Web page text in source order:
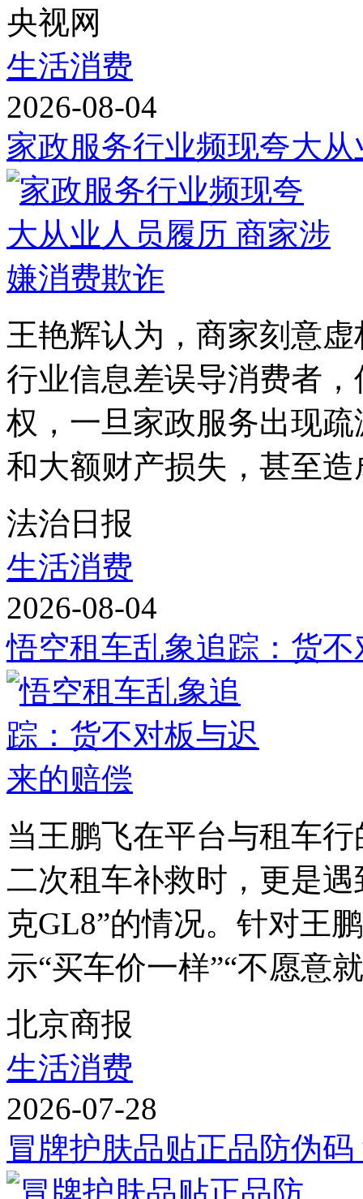
央视网
生活消费
2026-08-04
家政服务行业频现夸大
王艳辉认为，商家刻意
行业信息差误导消费者
权，一旦家政服务出现
和大额财产损失，甚至
法治日报
生活消费
2026-08-04
悟空租车乱象追踪：货
当王鹏飞在平台与租车
二次租车补救时，更是
克GL8”的情况。针对王
示“买车价一样”“不愿意
北京商报
生活消费
2026-07-28
冒牌护肤品贴正品防伪